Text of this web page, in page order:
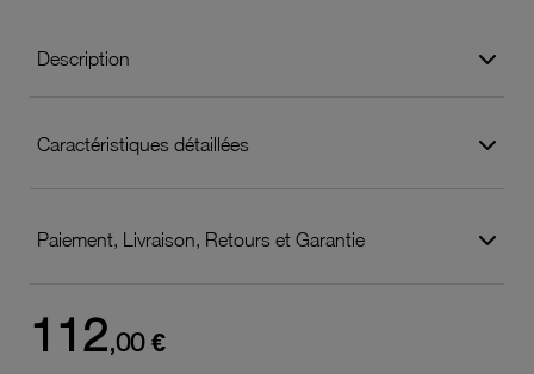
Description
Caractéristiques détaillées
Paiement, Livraison, Retours et Garantie
112,00 €